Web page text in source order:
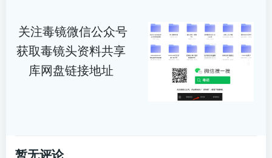
关注毒镜微信公众号
获取毒镜头资料共享
库网盘链接地址
暂无评论